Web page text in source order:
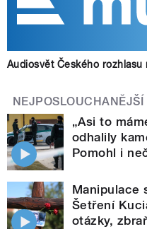
Audiosvět Českého rozhlasu
NEJPOSLOUCHANĚJŠÍ
„Asi to
odhalily
Pomohl i
Manipulace
Šetření
otázky,